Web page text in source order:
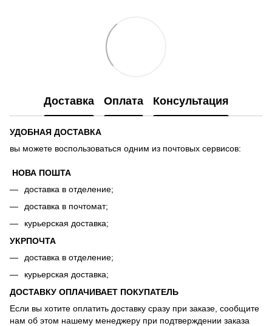
Доставка Оплата Консультация
УДОБНАЯ ДОСТАВКА
вы можете воспользоваться одним из почтовых сервисов:
НОВА ПОШТА
доставка в отделение;
доставка в почтомат;
курьерская доставка;
УКРПОЧТА
доставка в отделение;
курьерская доставка;
ДОСТАВКУ ОПЛАЧИВАЕТ ПОКУПАТЕЛЬ
Если вы хотите оплатить доставку сразу при заказе, сообщите
нам об этом нашему менеджеру при подтверждении заказа